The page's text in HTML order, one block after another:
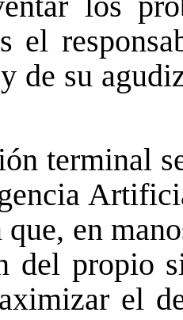
el
de su
terminal
en
del propio
el